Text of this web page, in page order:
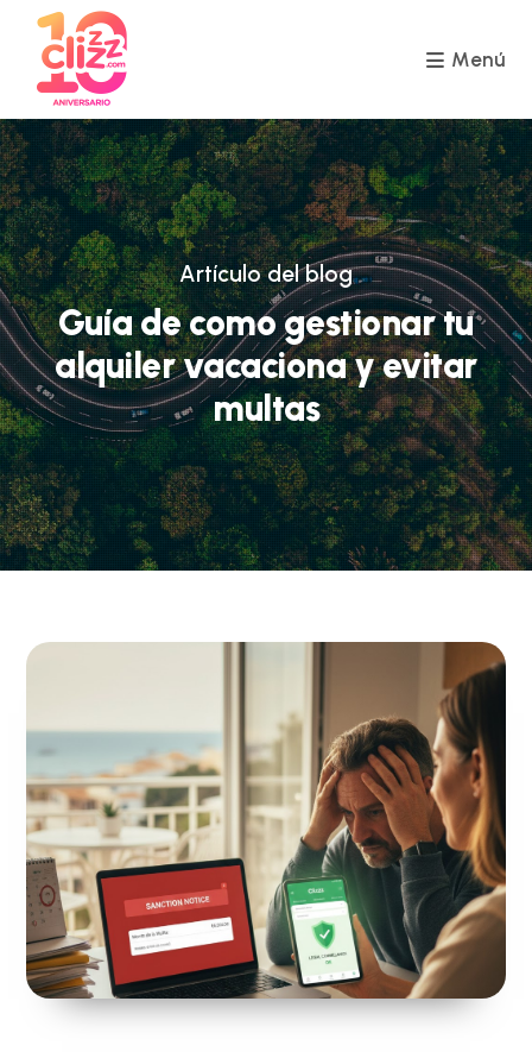
contenido
Menú
Artículo del blog
Guía de como gestionar tu
alquiler vacaciona y evitar
multas